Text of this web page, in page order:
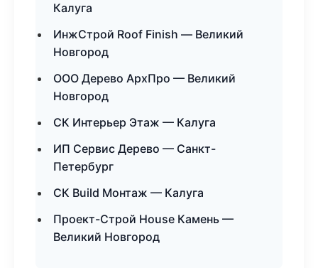
Калуга
ИнжСтрой Roof Finish — Великий
Новгород
ООО Дерево АрхПро — Великий
Новгород
СК Интерьер Этаж — Калуга
ИП Сервис Дерево — Санкт-
Петербург
СК Build Монтаж — Калуга
Проект-Строй House Камень —
Великий Новгород